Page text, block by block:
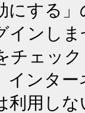
にする
インし
チェッ
インタ
利用し